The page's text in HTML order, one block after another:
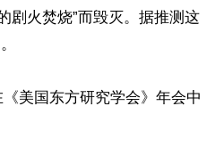
剧火焚烧”而毁灭。据推测这
美国东方研究学会》年会中